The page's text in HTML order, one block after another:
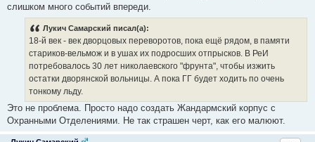
слишком много событий впереди.
Лукич Самарский писал(а):
18-й век - век дворцовых переворотов, пока ещё рядом, в памяти
стариков-вельмож и в ушах их подросших отпрысков. В РеИ
потребовалось 30 лет николаевского "фрунта", чтобы изжить
остатки дворянской вольницы. А пока ГГ будет ходить по очень
тонкому льду.
Это не проблема. Просто надо создать Жандармский корпус с
Охранными Отделениями. Не так страшен черт, как его малюют.